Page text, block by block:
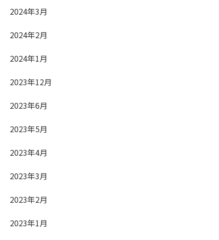
2024年3月
2024年2月
2024年1月
2023年12月
2023年6月
2023年5月
2023年4月
2023年3月
2023年2月
2023年1月